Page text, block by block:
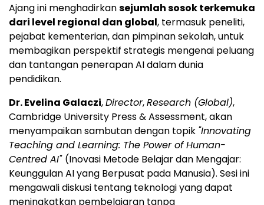
Ajang ini menghadirkansejumlah sosok terkemuka
dari level regional dan global, termasuk peneliti,
pejabat kementerian, dan pimpinan sekolah, untuk
membagikan perspektif strategis mengenai peluang
dan tantangan penerapan AI dalam dunia
pendidikan.
Dr. Evelina Galaczi,Director,Research (Global),
Cambridge University Press & Assessment, akan
menyampaikan sambutan dengan topik "Innovating
Teaching and Learning: The Power of Human-
Centred AI" (Inovasi Metode Belajar dan Mengajar:
Keunggulan AI yang Berpusat pada Manusia). Sesi ini
mengawali diskusi tentang teknologi yang dapat
meningkatkan pembelajaran tanpa